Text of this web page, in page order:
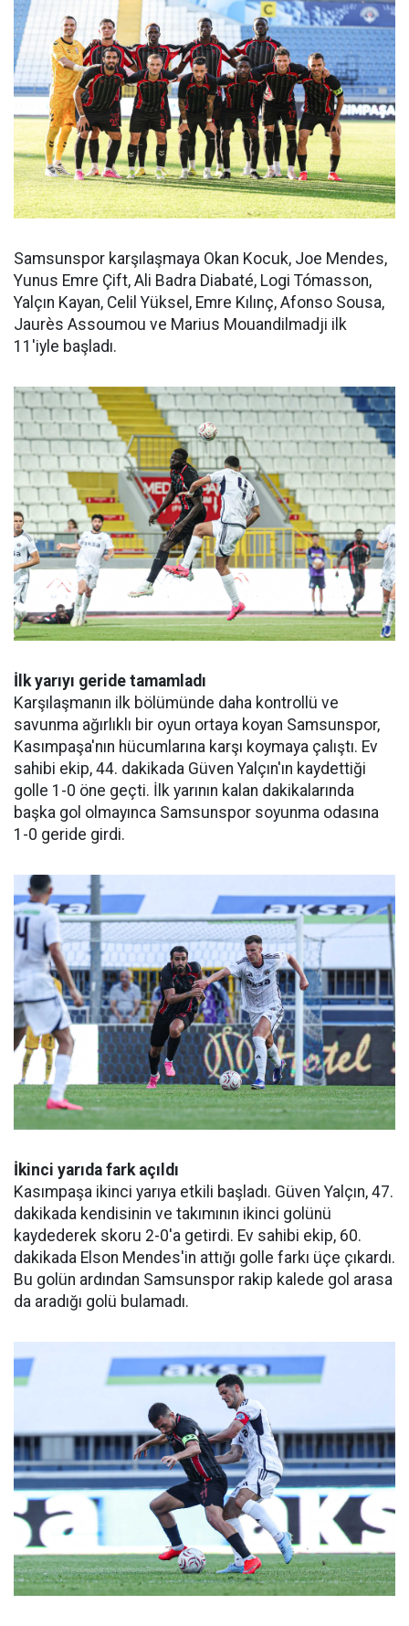
Samsunspor karşılaşmaya Okan Kocuk, Joe Mendes,
Yunus Emre Çift, Ali Badra Diabaté, Logi Tómasson,
Yalçın Kayan, Celil Yüksel, Emre Kılınç, Afonso Sousa,
Jaurès Assoumou ve Marius Mouandilmadji ilk
11'iyle başladı.
İlk yarıyı geride tamamladı
Karşılaşmanın ilk bölümünde daha kontrollü ve
savunma ağırlıklı bir oyun ortaya koyan Samsunspor,
Kasımpaşa'nın hücumlarına karşı koymaya çalıştı. Ev
sahibi ekip, 44. dakikada Güven Yalçın'ın kaydettiği
golle 1-0 öne geçti. İlk yarının kalan dakikalarında
başka gol olmayınca Samsunspor soyunma odasına
1-0 geride girdi.
İkinci yarıda fark açıldı
Kasımpaşa ikinci yarıya etkili başladı. Güven Yalçın, 47.
dakikada kendisinin ve takımının ikinci golünü
kaydederek skoru 2-0'a getirdi. Ev sahibi ekip, 60.
dakikada Elson Mendes'in attığı golle farkı üçe çıkardı.
Bu golün ardından Samsunspor rakip kalede gol arasa
da aradığı golü bulamadı.